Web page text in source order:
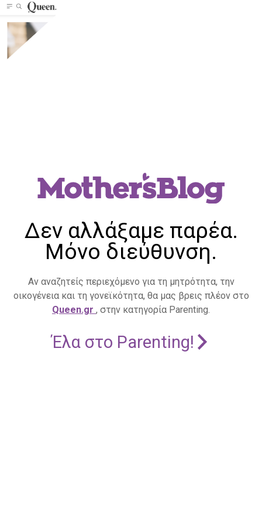
Δεν αλλάξαμε παρέα.
Μόνο διεύθυνση.
Αν αναζητείς περιεχόμενο για τη μητρότητα, την
οικογένεια και τη γονεϊκότητα, θα μας βρεις πλέον στο
Queen.gr , στην κατηγορία Parenting.
Έλα στο Parenting!